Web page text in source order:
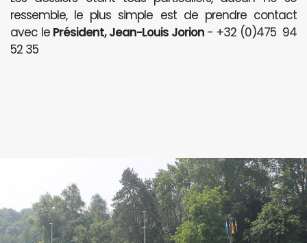
ressemble, le plus simple est de prendre contact
avec le Président, Jean-Louis Jorion- +32 (0)475 94
52 35